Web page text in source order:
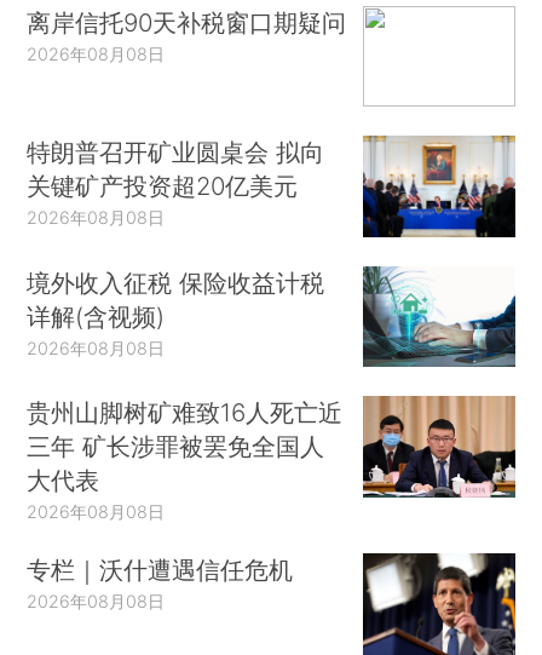
离岸信托90天补税窗口期疑问
2026年08月08日
特朗普召开矿业圆桌会 拟向
关键矿产投资超20亿美元
2026年08月08日
境外收入征税 保险收益计税
详解(含视频)
2026年08月08日
贵州山脚树矿难致16人死亡近
三年 矿长涉罪被罢免全国人
大代表
2026年08月08日
专栏｜沃什遭遇信任危机
2026年08月08日